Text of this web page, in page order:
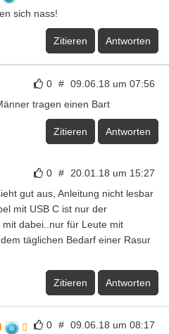
sich nass!
Zitieren Antworten
0 # 09.06.18 um 07:56
tragen einen Bart
Zitieren Antworten
0 # 20.01.18 um 15:27
gut aus, Anleitung nicht lesbar
mit USB C ist nur der
dabei..nur für Leute mit
täglichen Bedarf einer Rasur
Zitieren Antworten
0 # 09.06.18 um 08:17